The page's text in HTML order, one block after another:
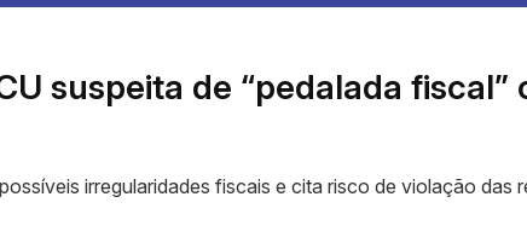
suspeita de “pedalada fiscal”
irregularidades fiscais e cita risco de violação das